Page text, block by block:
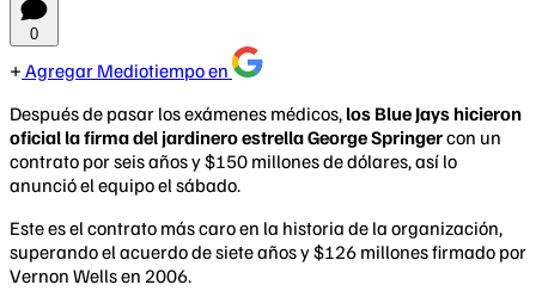
0
Agregar Mediotiempo en
Después de pasar los exámenes médicos, los Blue Jays hicieron
oficial la firma del jardinero estrella George Springercon un
contrato por seis años y $150 millones de dólares, así lo
anunció el equipo el sábado.
Este es el contrato más caro en la historia de la organización,
superando el acuerdo de siete años y $126 millones firmado por
Vernon Wells en 2006.